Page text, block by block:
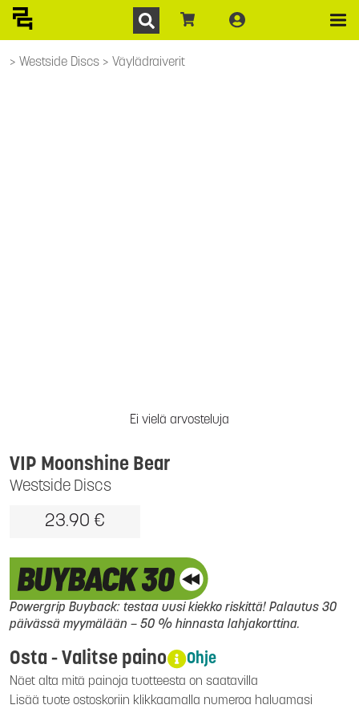
Westside Discs Väylädraiverit
Ei vielä arvosteluja
Westside Discs
VIP Moonshine Bear
23.90 €
Powergrip Buyback: testaa uusi kiekko riskittä! Palautus 30
päivässä myymälään – 50 % hinnasta lahjakorttina.
Osta - Valitse paino Ohje
Näet alta mitä painoja tuotteesta on saatavilla
Lisää tuote ostoskoriin klikkaamalla numeroa haluamasi